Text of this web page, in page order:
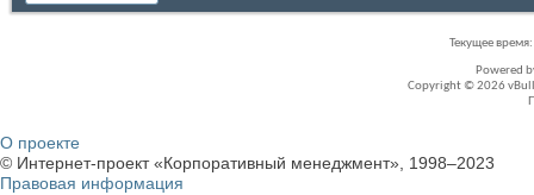
Текущее время:
Powered
Copyright © 2026
О проекте
© Интернет-проект «Корпоративный менеджмент», 1998–2023
Правовая информация